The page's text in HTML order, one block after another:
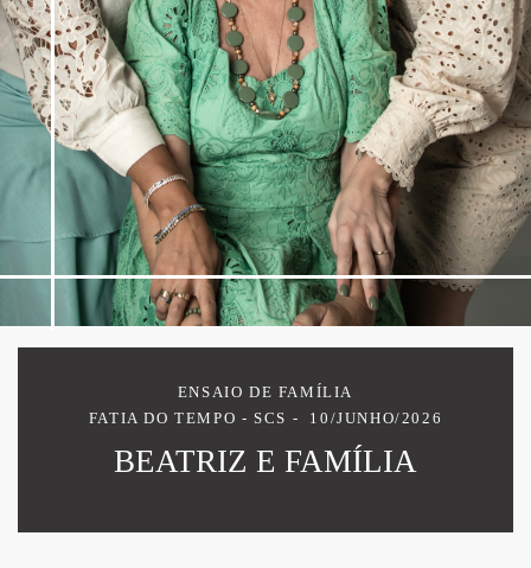
ENSAIO DE FAMÍLIA
FATIA DO TEMPO - SCS
10/JUNHO/2026
BEATRIZ E FAMÍLIA